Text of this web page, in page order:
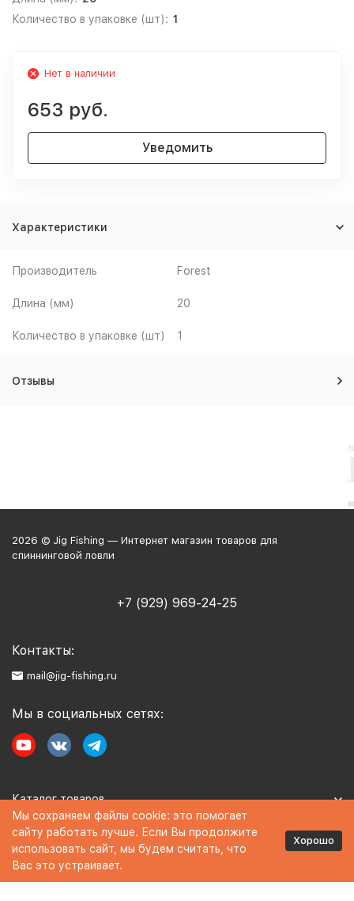
Количество в упаковке (шт): 1
Нет в наличии
653 руб.
Уведомить
Характеристики
Производитель Forest
Длина (мм) 20
Количество в упаковке (шт) 1
Отзывы
2026 © Jig Fishing — Интернет магазин товаров для
спиннинговой ловли
+7 (929) 969-24-25
Контакты:
mail@jig-fishing.ru
Мы в социальных сетях:
Каталог товаров
Информация
Политика персональных данных
Мы сохраняем файлы cookie: это помогает
сайту работать лучше. Если Вы продолжите
использовать сайт, мы будем считать, что
Вас это устраивает.
Хорошо